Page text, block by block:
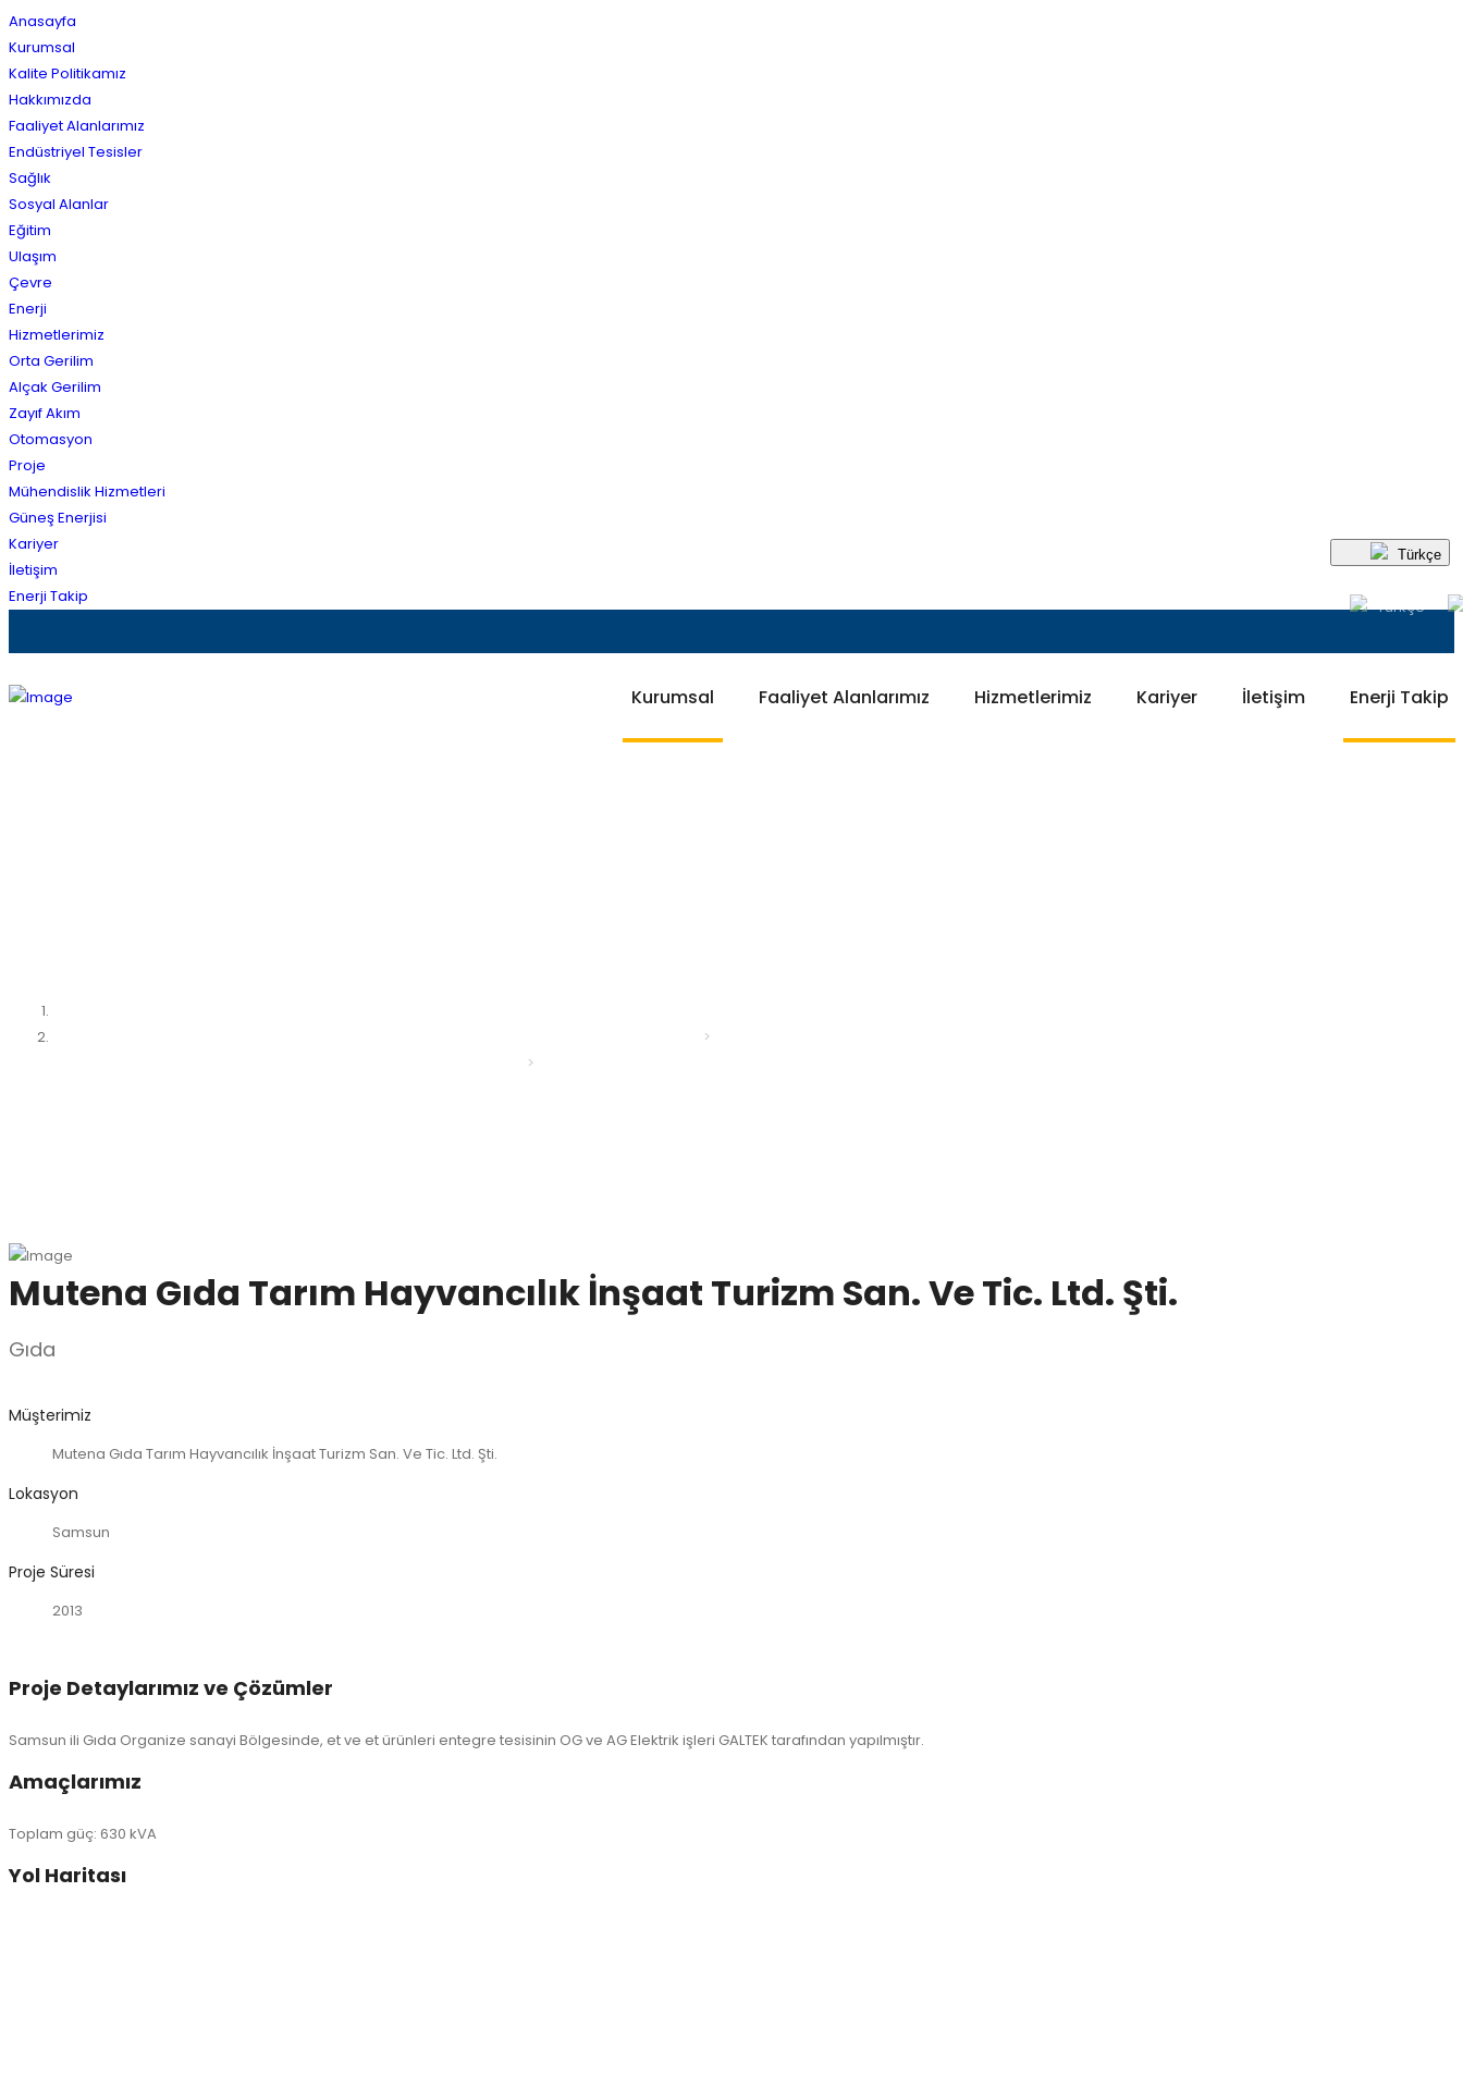
Anasayfa
Kurumsal
Kalite Politikamız
Hakkımızda
Faaliyet Alanlarımız
Endüstriyel Tesisler
Sağlık
Sosyal Alanlar
Eğitim
Ulaşım
Çevre
Enerji
Hizmetlerimiz
Orta Gerilim
Alçak Gerilim
Zayıf Akım
Otomasyon
Proje
Mühendislik Hizmetleri
Güneş Enerjisi
Kariyer
İletişim
Enerji Takip
Türkçe
Türkçe
Kurumsal Faaliyet Alanlarımız Hizmetlerimiz Kariyer İletişim Enerji Takip
Mutena Gıda Tarım Hayvancılık İnşaat Turizm San. Ve Tic. Ltd. Şti.
Gıda
Müşterimiz
Mutena Gıda Tarım Hayvancılık İnşaat Turizm San. Ve Tic. Ltd. Şti.
Lokasyon
Samsun
Proje Süresi
2013
Proje Detaylarımız ve Çözümler
Samsun ili Gıda Organize sanayi Bölgesinde, et ve et ürünleri entegre tesisinin OG ve AG Elektrik işleri GALTEK tarafından yapılmıştır.
Amaçlarımız
Toplam güç: 630 kVA
Yol Haritası